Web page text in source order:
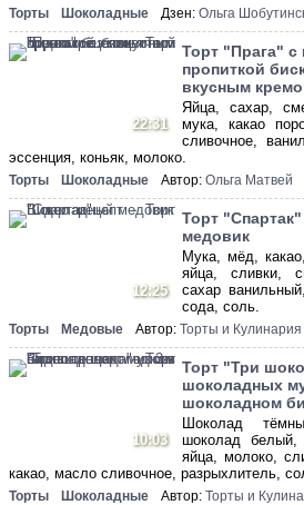
Торты Шоколадные Дзен: Ольга
22:31
Торт "Прага" с
пропиткой
вкусным
Яйца, сахар,
мука, какао
сливочное,
эссенция, коньяк, молоко.
Торты Шоколадные Автор: Ольга Матвей
12:25
Торт
медовик
Мука, мёд,
яйца, сливки,
сахар
сода, соль.
Торты Медовые Автор: Торты и Кулинария
10:03
Торт "Три
шоколадных
шоколадном
Шоколад
шоколад белый,
яйца, молоко,
какао, масло сливочное, разрыхлитель,
Торты Шоколадные Автор: Торты и